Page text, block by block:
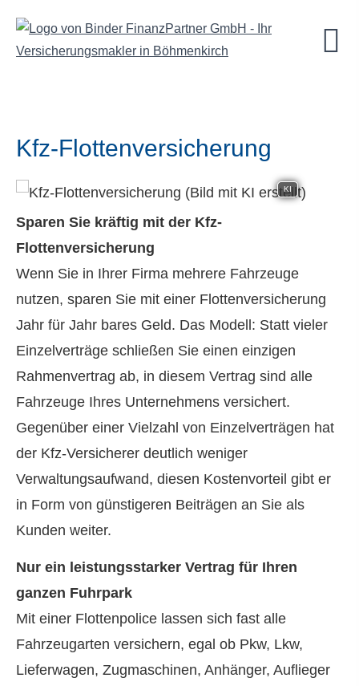
Kfz-Flottenversicherung
KI
Sparen Sie kräftig mit der Kfz-
Flottenversicherung
Wenn Sie in Ihrer Firma mehrere Fahrzeuge
nutzen, sparen Sie mit einer Flottenversicherung
Jahr für Jahr bares Geld. Das Modell: Statt vieler
Einzelverträge schließen Sie einen einzigen
Rahmenvertrag ab, in diesem Vertrag sind alle
Fahrzeuge Ihres Unternehmens versichert.
Gegenüber einer Vielzahl von Einzelverträgen hat
der Kfz-Versicherer deutlich weniger
Verwaltungsaufwand, diesen Kostenvorteil gibt er
in Form von günstigeren Beiträgen an Sie als
Kunden weiter.
Nur ein leistungsstarker Vertrag für Ihren
ganzen Fuhrpark
Mit einer Flottenpolice lassen sich fast alle
Fahrzeugarten ver­sichern, egal ob Pkw, Lkw,
Lieferwagen, Zugmaschinen, Anhänger, Auflieger